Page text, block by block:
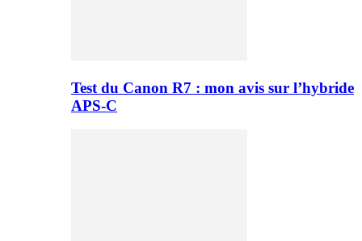
Test du Canon R7 : mon avis sur l’hybride
APS-C